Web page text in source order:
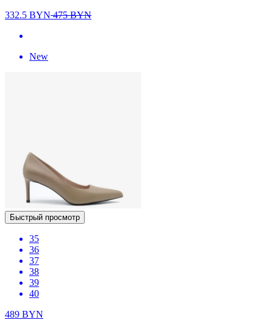
332.5 BYN475BYN
New
Быстрый просмотр
35
36
37
38
39
40
489 BYN